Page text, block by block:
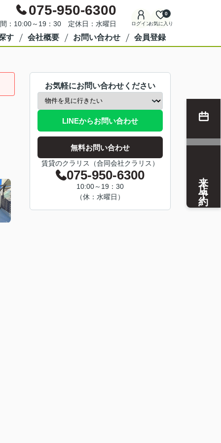
075-950-6300
：10:00～19：30 定休日：水曜日 ログインお気に入り
0
す 会社概要 お問い合わせ 会員登録
お気軽にお問い合わせください
LINEからお問い合わせ
無料お問い合わせ
賃貸のクラリス（合同会社クラリス）
075-950-6300
10:00～19：30
（休：水曜日）
来店予約